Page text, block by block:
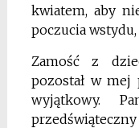
kwiatem, aby
poczucia
Zamość z
pozostał w mej
wyjątkowy.